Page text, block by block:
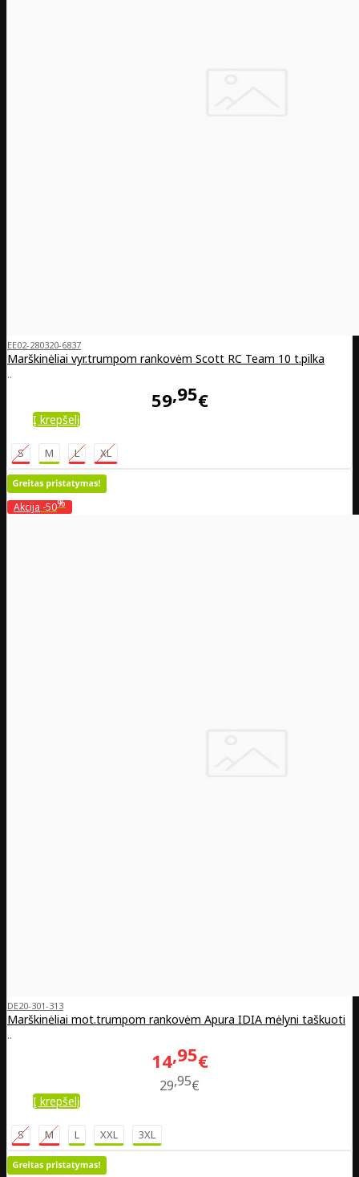
EE02-280320-6837
Marškinėliai vyr.trumpom rankovėm Scott RC Team 10 t.pilka
..
59 95€
Į krepšelį
S M L XL
Akcija -50%
DE20-301-313
Marškinėliai mot.trumpom rankovėm Apura IDIA mėlyni taškuoti
..
14 95€
29 95€
Į krepšelį
S M L XXL 3XL